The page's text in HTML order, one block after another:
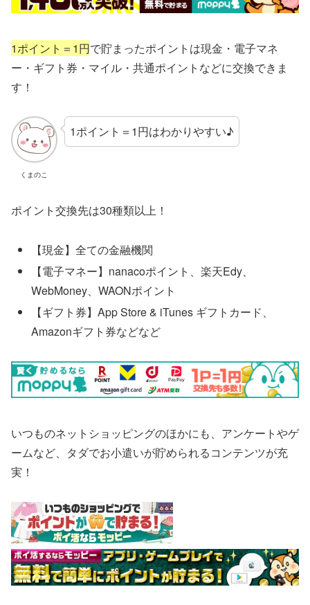
1ポイント＝1円で貯まったポイントは現金・電子マネ
ー・ギフト券・マイル・共通ポイントなどに交換できま
す！
くまのこ
1ポイント＝1円はわかりやすい♪
ポイント交換先は30種類以上！
【現金】全ての金融機関
【電子マネー】nanacoポイント、楽天Edy、
WebMoney、WAONポイント
【ギフト券】App Store & iTunes ギフトカード、
Amazonギフト券などなど
いつものネットショッピングのほかにも、アンケートやゲ
ームなど、タダでお小遣いが貯められるコンテンツが充
実！